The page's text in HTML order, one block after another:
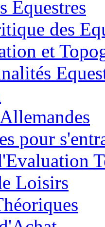
Equestres
des
et
pour
Loisirs